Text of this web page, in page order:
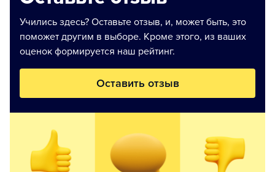
Учились здесь? Оставьте отзыв, и, может быть, это
поможет другим в выборе. Кроме этого, из ваших
оценок формируется наш рейтинг.
Оставить отзыв